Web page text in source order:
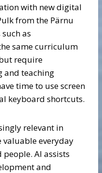
with new digital
from the Pärnu
as
same curriculum
require
and teaching
time to use screen
keyboard shortcuts.
relevant in
valuable everyday
AI assists
and